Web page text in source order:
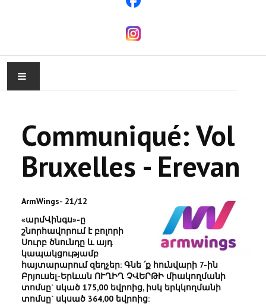
ACTUALITÉ
COMMUNAUTÉ
🔔 ELECTIONS 2026 🗳️
EGLISE
LE CENTRE
Communiqué: Vol
Bruxelles - Erevan
ArmWings- 21/12
«արմՎինգս»-ը
շնորհավորում է բոլորի
Սուրբ ծնունդը և այդ
կապակցությամբ
հայտարարում զեղչեր: Գնե ՛ք հունվարի 7-ին
Բրյուսել-Երևան ՈՒՂԻՂ ՉՎԵՐԹԻ միակողմանի
տոմսը` սկած 175,00 եվրոից, իսկ երկկողմանի
տոմսը` սկսած 364,00 եվրոից: